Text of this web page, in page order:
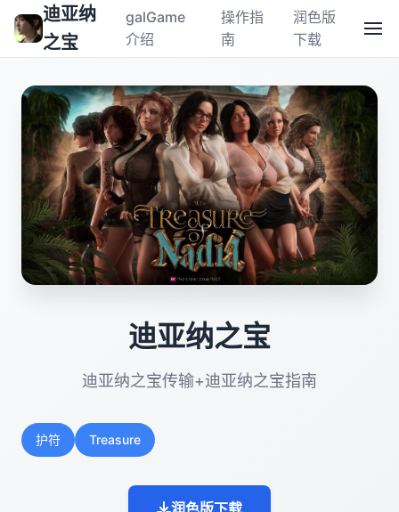
迪亚纳
之宝
galGame
介绍
操作指
南
润色版
下载
迪亚纳之宝
迪亚纳之宝传输+迪亚纳之宝指南
护符 Treasure
润色版下载